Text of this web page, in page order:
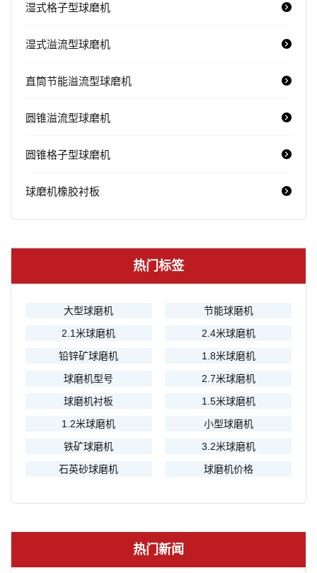
湿式格子型球磨机
湿式溢流型球磨机
直筒节能溢流型球磨机
圆锥溢流型球磨机
圆锥格子型球磨机
球磨机橡胶衬板
热门标签
大型球磨机
节能球磨机
2.1米球磨机
2.4米球磨机
铅锌矿球磨机
1.8米球磨机
球磨机型号
2.7米球磨机
球磨机衬板
1.5米球磨机
1.2米球磨机
小型球磨机
铁矿球磨机
3.2米球磨机
石英砂球磨机
球磨机价格
热门新闻